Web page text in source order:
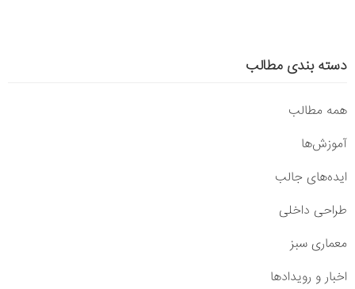
دسته بندی مطالب
همه مطالب
آموزش‌ها
ایده‌های جالب
طراحی داخلی
معماری سبز
اخبار و رویدادها